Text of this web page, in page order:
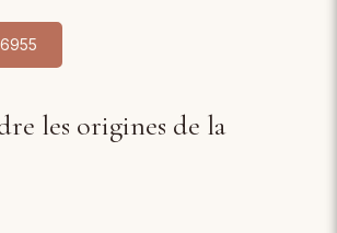
les origines de la